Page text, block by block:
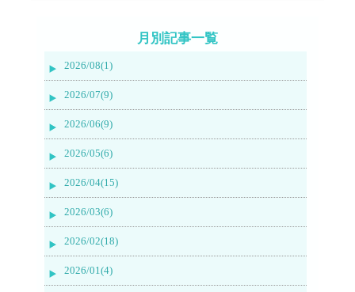
月別記事一覧
2026/08(1)
2026/07(9)
2026/06(9)
2026/05(6)
2026/04(15)
2026/03(6)
2026/02(18)
2026/01(4)